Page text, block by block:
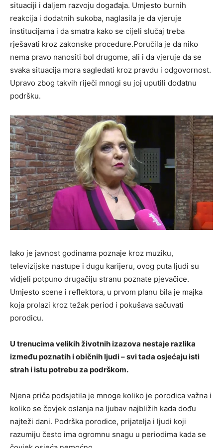
situaciji i daljem razvoju događaja. Umjesto burnih
reakcija i dodatnih sukoba, naglasila je da vjeruje
institucijama i da smatra kako se cijeli slučaj treba
rješavati kroz zakonske procedure.Poručila je da niko
nema pravo nanositi bol drugome, ali i da vjeruje da se
svaka situacija mora sagledati kroz pravdu i odgovornost.
Upravo zbog takvih riječi mnogi su joj uputili dodatnu
podršku.
Iako je javnost godinama poznaje kroz muziku,
televizijske nastupe i dugu karijeru, ovog puta ljudi su
vidjeli potpuno drugačiju stranu poznate pjevačice.
Umjesto scene i reflektora, u prvom planu bila je majka
koja prolazi kroz težak period i pokušava sačuvati
porodicu.
U trenucima velikih životnih izazova nestaje razlika
između poznatih i običnih ljudi – svi tada osjećaju isti
strah i istu potrebu za podrškom.
Njena priča podsjetila je mnoge koliko je porodica važna i
koliko se čovjek oslanja na ljubav najbližih kada dođu
najteži dani. Podrška porodice, prijatelja i ljudi koji
razumiju često ima ogromnu snagu u periodima kada se